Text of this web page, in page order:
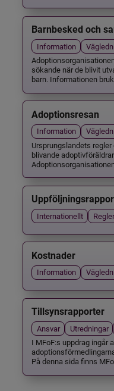
Barnbesked och
Information
sökande när de blivit
barn. Informationen
Adoptionsresan
Information
Ursprungslandets
blivande
Internationellt Regler
Kostnader
Information
Tillsynsrapporter
Ansvar Utredningar
I MFoF:s uppdrag ingår
På denna sida finns